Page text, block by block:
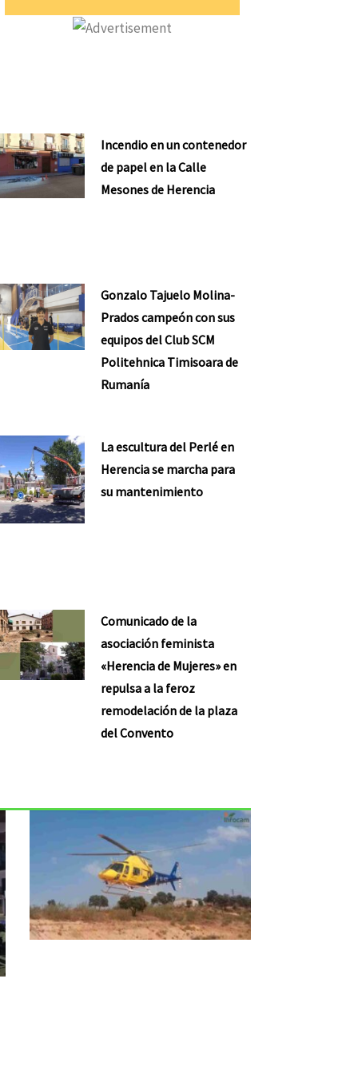
Incendio en un contenedor
de papel en la Calle
Mesones de Herencia
Gonzalo Tajuelo Molina-
Prados campeón con sus
equipos del Club SCM
Politehnica Timisoara de
Rumanía
La escultura del Perlé en
Herencia se marcha para
su mantenimiento
Comunicado de la
asociación feminista
«Herencia de Mujeres» en
repulsa a la feroz
remodelación de la plaza
del Convento